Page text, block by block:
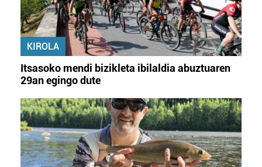
KIROLA
Itsasoko mendi bizikleta ibilaldia abuztuaren
29an egingo dute